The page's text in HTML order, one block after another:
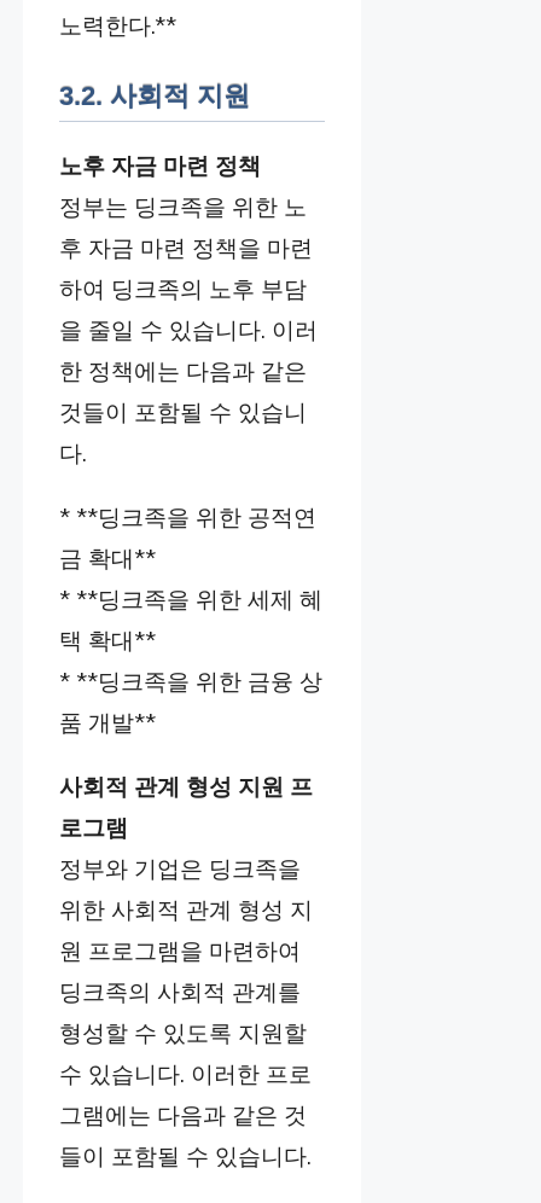
노력한다.**
3.2. 사회적 지원
노후 자금 마련 정책
정부는 딩크족을 위한 노
후 자금 마련 정책을 마련
하여 딩크족의 노후 부담
을 줄일 수 있습니다. 이러
한 정책에는 다음과 같은
것들이 포함될 수 있습니
다.
* **딩크족을 위한 공적연
금 확대**
* **딩크족을 위한 세제 혜
택 확대**
* **딩크족을 위한 금융 상
품 개발**
사회적 관계 형성 지원 프
로그램
정부와 기업은 딩크족을
위한 사회적 관계 형성 지
원 프로그램을 마련하여
딩크족의 사회적 관계를
형성할 수 있도록 지원할
수 있습니다. 이러한 프로
그램에는 다음과 같은 것
들이 포함될 수 있습니다.